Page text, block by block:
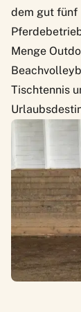
dem gut fünf
Menge
Tischtennis